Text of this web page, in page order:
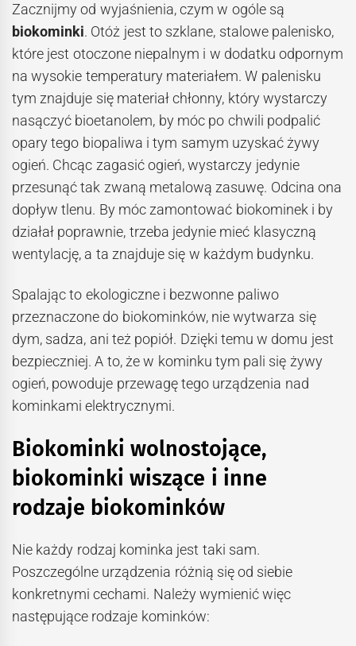
Zacznijmy od wyjaśnienia, czym w ogóle są
biokominki. Otóż jest to szklane, stalowe palenisko,
które jest otoczone niepalnym i w dodatku odpornym
na wysokie temperatury materiałem. W palenisku
tym znajduje się materiał chłonny, który wystarczy
nasączyć bioetanolem, by móc po chwili podpalić
opary tego biopaliwa i tym samym uzyskać żywy
ogień. Chcąc zagasić ogień, wystarczy jedynie
przesunąć tak zwaną metalową zasuwę. Odcina ona
dopływ tlenu. By móc zamontować biokominek i by
działał poprawnie, trzeba jedynie mieć klasyczną
wentylację, a ta znajduje się w każdym budynku.
Spalając to ekologiczne i bezwonne paliwo
przeznaczone do biokominków, nie wytwarza się
dym, sadza, ani też popiół. Dzięki temu w domu jest
bezpieczniej. A to, że w kominku tym pali się żywy
ogień, powoduje przewagę tego urządzenia nad
kominkami elektrycznymi.
Biokominki wolnostojące,
biokominki wiszące i inne
rodzaje biokominków
Nie każdy rodzaj kominka jest taki sam.
Poszczególne urządzenia różnią się od siebie
konkretnymi cechami. Należy wymienić więc
następujące rodzaje kominków: